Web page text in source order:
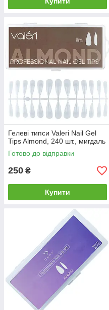
Гелеві типси Valeri Nail Gel
Tips Almond, 240 шт., мигдаль
Готово до відправки
250 ₴
Купити